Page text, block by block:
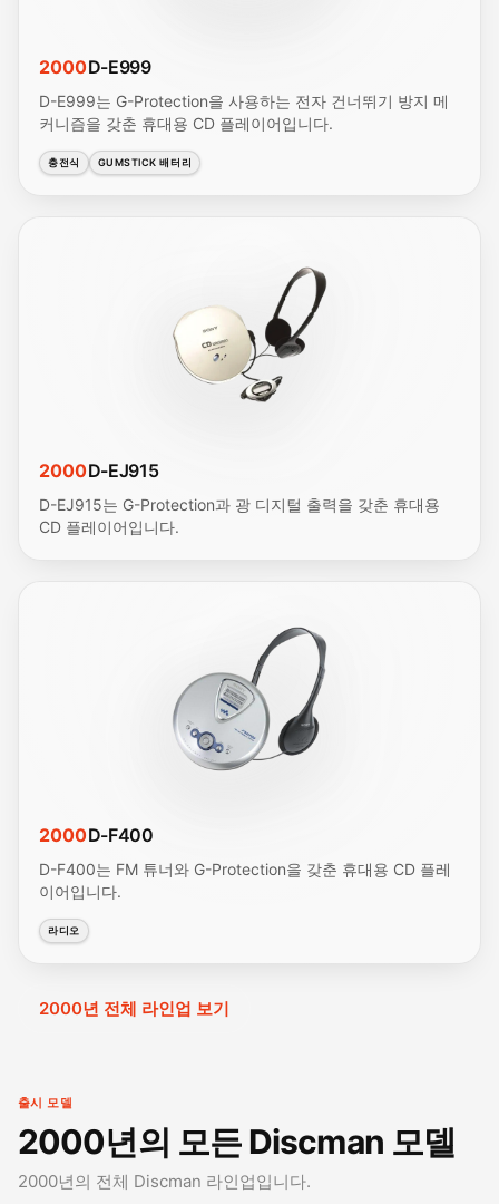
2000D-E999
D-E999는 G-Protection을 사용하는 전자 건너뛰기 방지 메
커니즘을 갖춘 휴대용 CD 플레이어입니다.
충전식 GUMSTICK 배터리
2000D-EJ915
D-EJ915는 G-Protection과 광 디지털 출력을 갖춘 휴대용
CD 플레이어입니다.
2000D-F400
D-F400는 FM 튜너와 G-Protection을 갖춘 휴대용 CD 플레
이어입니다.
라디오
2000년 전체 라인업 보기
출시 모델
2000년의 모든 Discman 모델
2000년의 전체 Discman 라인업입니다.